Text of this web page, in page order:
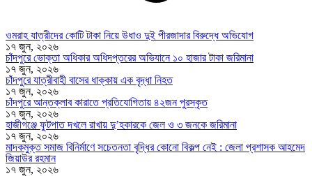
ওমরাহ যাত্রীদের কোটি টাকা নিয়ে উধাও দুই পীরজাদার বিরুদ্ধে অভিযোগ
১৭ জুন, ২০২৬
চাঁদপুরে ভোক্তা অধিকার অধিদপ্তরের অভিযানে ১০ হাজার টাকা জরিমানা
১৭ জুন, ২০২৬
চাঁদপুরে যাত্রীবাহী বাসের ধাক্কায় এক বৃদ্ধা নিহত
১৭ জুন, ২০২৬
চাঁদপুরে আন্তক্লাব কারাতে প্রতিযোগিতায় ৪২জন পুরস্কৃত
১৭ জুন, ২০২৬
হাজীগঞ্জে ফুটপাত দখলে রাখায় দু’হকারকে জেল ও ৩ জনকে জরিমানা
১৭ জুন, ২০২৬
মাদকমুক্ত সমাজ বিনির্মাণে সচেতনতা বৃদ্ধির কোনো বিকল্প নেই : জেলা প্রশাসক আহমেদ
জিয়াউর রহমান
১৭ জুন, ২০২৬